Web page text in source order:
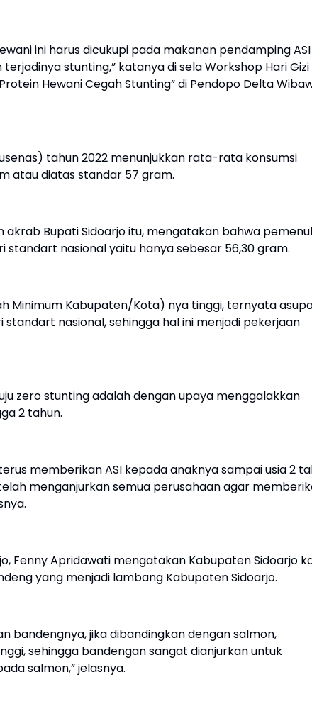
ini harus dicukupi pada makanan pendamping ASI
stunting,” katanya di sela Workshop Hari Gizi
Hewani Cegah Stunting” di Pendopo Delta
tahun 2022 menunjukkan rata-rata konsumsi
atau diatas standar 57 gram.
akrab Bupati Sidoarjo itu, mengatakan bahwa
standart nasional yaitu hanya sebesar 56,30 gram.
Minimum Kabupaten/Kota) nya tinggi, ternyata
standart nasional, sehingga hal ini menjadi pekerjaan
zero stunting adalah dengan upaya menggalakkan
2 tahun.
memberikan ASI kepada anaknya sampai usia 2
menganjurkan semua perusahaan agar
Fenny Apridawati mengatakan Kabupaten Sidoarjo
yang menjadi lambang Kabupaten Sidoarjo.
bandengnya, jika dibandingkan dengan salmon,
sehingga bandengan sangat dianjurkan untuk
salmon,” jelasnya.